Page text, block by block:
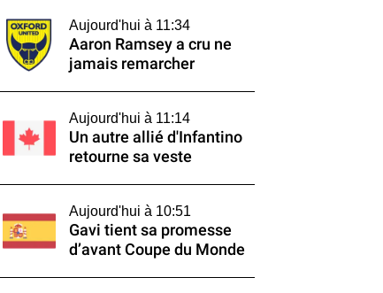
Aujourd'hui à 11:34
Aaron Ramsey a cru ne
jamais remarcher
Aujourd'hui à 11:14
Un autre allié d'Infantino
retourne sa veste
Aujourd'hui à 10:51
Gavi tient sa promesse
d’avant Coupe du Monde